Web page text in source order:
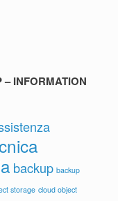
INFORMATION
backup backup
storage cloud object